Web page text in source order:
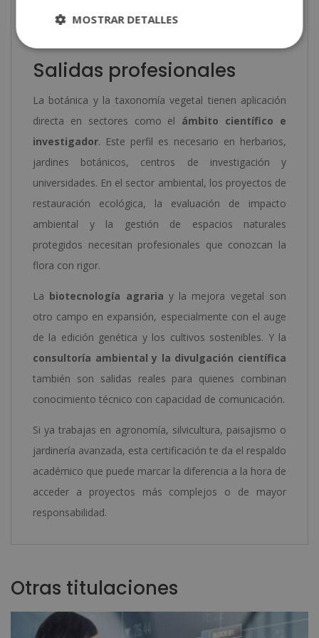
amenazadas, por qué se extinguen y qué estrategias
Salidas profesionales
La botánica y la taxonomía vegetal tienen aplicación
directa en sectores como el ámbito científico e
investigador. Este perfil es necesario en herbarios,
jardines botánicos, centros de investigación y
universidades. En el sector ambiental, los proyectos de
restauración ecológica, la evaluación de impacto
ambiental y la gestión de espacios naturales
protegidos necesitan profesionales que conozcan la
flora con rigor.
La biotecnología agraria y la mejora vegetal son
otro campo en expansión, especialmente con el auge
de la edición genética y los cultivos sostenibles. Y la
consultoría ambiental y la divulgación científica
también son salidas reales para quienes combinan
conocimiento técnico con capacidad de comunicación.
Si ya trabajas en agronomía, silvicultura, paisajismo o
jardinería avanzada, esta certificación te da el respaldo
académico que puede marcar la diferencia a la hora de
acceder a proyectos más complejos o de mayor
responsabilidad.
Otras titulaciones
MOSTRAR DETALLES